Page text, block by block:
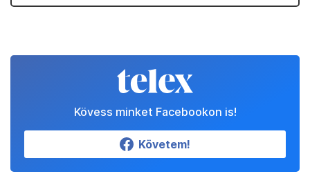
Kövess minket Facebookon is!
Követem!